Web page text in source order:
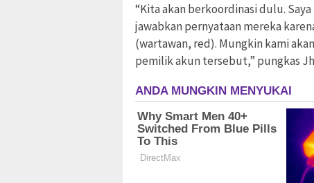
“Kita akan berkoordinasi dulu.
jawabkan pernyataan mereka
(wartawan, red). Mungkin kami
pemilik akun tersebut,” pungkas